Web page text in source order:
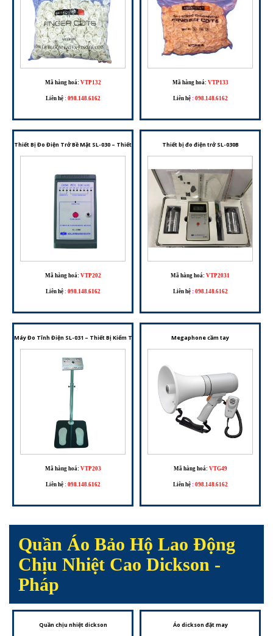
Mã hàng hoá: VTP132
Liên hệ : 098.148.6162
Mã hàng hoá: VTP133
Liên hệ : 098.148.6162
Thiết Bị Đo Điện Trở Bề Mặt SL-030 – Thiết Bị Kiểm Tra Điện Trở Bề Mặt Phục Vụ Kiểm Soát
Mã hàng hoá: VTP202
Liên hệ : 098.148.6162
Thiết bị đo điện trở SL-030B
Mã hàng hoá: VTP2031
Liên hệ : 098.148.6162
Máy Đo Tĩnh Điện SL-031 – Thiết Bị Kiểm Tra Vòng Đeo Tay Và Giày Chống Tĩnh Điện
Mã hàng hoá: VTP203
Liên hệ : 098.148.6162
Megaphone cầm tay
Mã hàng hoá: VTG49
Liên hệ : 098.148.6162
Quần Áo Bảo Hộ Lao Động
Chịu Nhiệt Cao Dickson -
Pháp
Quần chịu nhiệt dickson Áo dickson đặt may